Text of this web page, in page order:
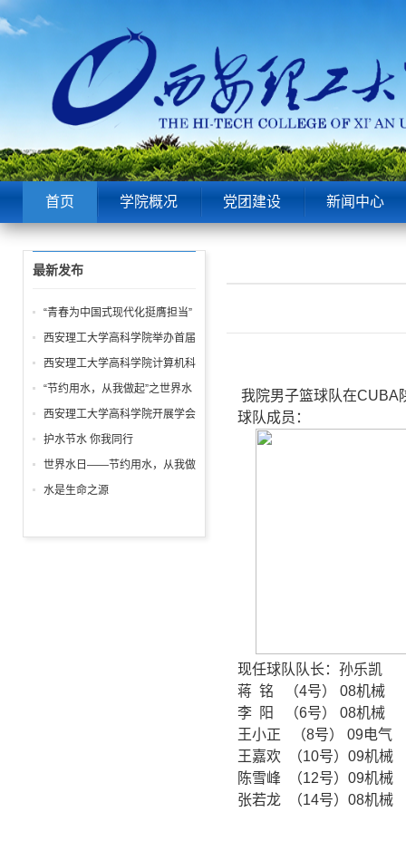
首页 学院概况 党团建设 新闻中心
我院男子篮球队在CUBA
球队成员：
现任球队队长：孙乐凯
蒋 铭 （4号） 08机
李 阳 （6号） 08机
王小正 （8号） 09电
王嘉欢 （10号）09机
陈雪峰 （12号）09机
张若龙 （14号）08机
最新发布
“青春为中国式现代化挺膺担当”
——院团委举办五四表彰大会暨
青春故事分享会！
西安理工大学高科学院举办首届
“阳光体育节 运动嘉年华” 活动
西安理工大学高科学院计算机科
学学生第一党支部 “学雷锋” 系
列主题活动精彩纷呈
“节约用水，从我做起”之世界水
日
西安理工大学高科学院开展学会
感恩与爱同行征文表彰大会
护水节水 你我同行
世界水日——节约用水，从我做
起!
水是生命之源